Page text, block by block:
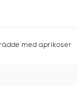
med aprikoser